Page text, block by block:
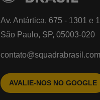
Av. Antártica, 675 - 1301 e
São Paulo, SP, 05003-020
contato@squadrabrasil.com
AVALIE-NOS NO GOOGLE